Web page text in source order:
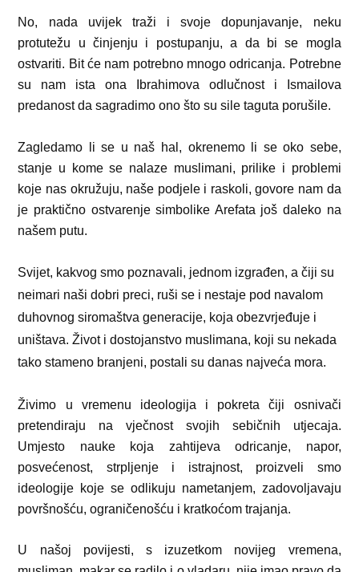
No, nada uvijek traži i svoje dopunjavanje, neku
protutežu u činjenju i postupanju, a da bi se mogla
ostvariti. Bit će nam potrebno mnogo odricanja. Potrebne
su nam ista ona Ibrahimova odlučnost i Ismailova
predanost da sagradimo ono što su sile taguta porušile.
Zagledamo li se u naš hal, okrenemo li se oko sebe,
stanje u kome se nalaze muslimani, prilike i problemi
koje nas okružuju, naše podjele i raskoli, govore nam da
je praktično ostvarenje simbolike Arefata još daleko na
našem putu.
Svijet, kakvog smo poznavali, jednom izgrađen, a čiji su
neimari naši dobri preci, ruši se i nestaje pod navalom
duhovnog siromaštva generacije, koja obezvrjeđuje i
uništava. Život i dostojanstvo muslimana, koji su nekada
tako stameno branjeni, postali su danas najveća mora.
Živimo u vremenu ideologija i pokreta čiji osnivači
pretendiraju na vječnost svojih sebičnih utjecaja.
Umjesto nauke koja zahtijeva odricanje, napor,
posvećenost, strpljenje i istrajnost, proizveli smo
ideologije koje se odlikuju nametanjem, zadovoljavaju
površnošću, ograničenošću i kratkoćom trajanja.
U našoj povijesti, s izuzetkom novijeg vremena,